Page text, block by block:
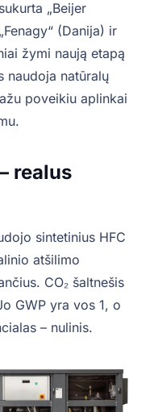
„Beijer
(Danija) ir
žymi naują etapą
naudoja natūralų
poveikiu aplinkai
realus
sintetinius HFC
atšilimo
CO₂ šaltnešis
GWP yra vos 1, o
– nulinis.